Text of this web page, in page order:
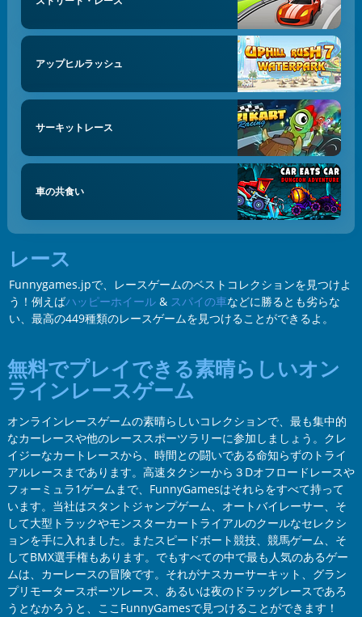
アップヒルラッシュ
サーキットレース
車の共食い
レース
Funnygames.jpで、レースゲームのベストコレクションを見つけよ
う！例えばハッピーホイール& スパイの車などに勝るとも劣らな
い、最高の449種類のレースゲームを見つけることができるよ。
無料でプレイできる素晴らしいオン
ラインレースゲーム
オンラインレースゲームの素晴らしいコレクションで、最も集中的
なカーレースや他のレーススポーツラリーに参加しましょう。クレ
イジーなカートレースから、時間との闘いである命知らずのトライ
アルレースまであります。高速タクシーから３Dオフロードレースや
フォーミュラ1ゲームまで、FunnyGamesはそれらをすべて持って
います。当社はスタントジャンプゲーム、オートバイレーサー、そ
して大型トラックやモンスターカートライアルのクールなセレクシ
ョンを手に入れました。またスピードボート競技、競馬ゲーム、そ
してBMX選手権もあります。でもすべての中で最も人気のあるゲー
ムは、カーレースの冒険です。それがナスカーサーキット、グラン
プリモータースポーツレース、あるいは夜のドラッグレースであろ
うとなかろうと、ここFunnyGamesで見つけることができます！